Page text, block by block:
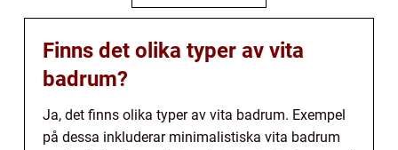
Finns det olika typer av vita
badrum?
Ja, det finns olika typer av vita badrum. Exempel
på dessa inkluderar minimalistiska vita badrum